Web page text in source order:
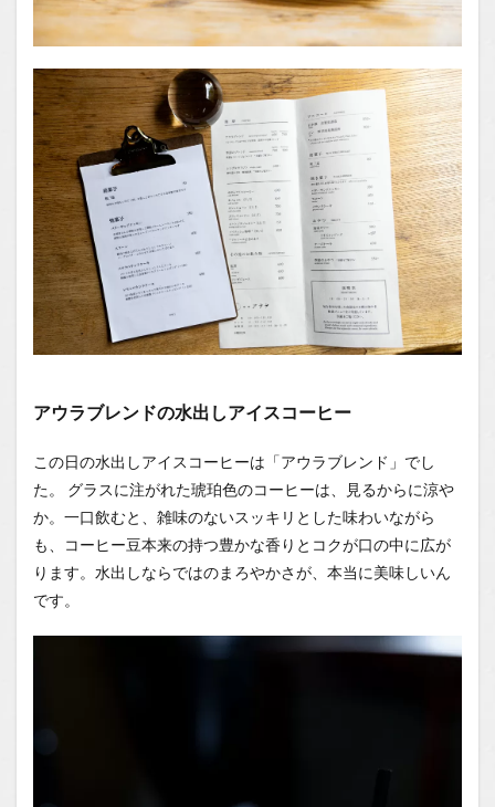
アウラブレンドの水出しアイスコーヒー
この日の水出しアイスコーヒーは「アウラブレンド」でし
た。 グラスに注がれた琥珀色のコーヒーは、見るからに涼や
か。一口飲むと、雑味のないスッキリとした味わいながら
も、コーヒー豆本来の持つ豊かな香りとコクが口の中に広が
ります。水出しならではのまろやかさが、本当に美味しいん
です。